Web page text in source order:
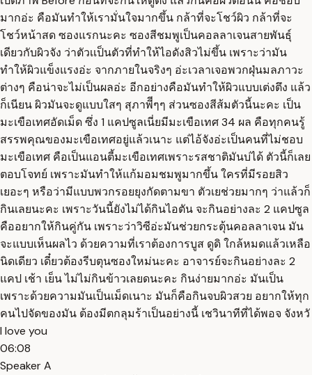
มากอ่ะ คือมันทำให้เรามั่นใจมากขึ้น กล้าที่จะโชว์ผิว กล้าที่จะ
โชว์หน้าสด ซองแรกนะคะ ซองสีชมพูเป็นคอลลาเจนสายพันธุ์
เดียวกับผิวจัง ว่าตัวเเป็นตัวที่ทำให้ไอดังสิวไม่ขึ้น เพราะว่ามัน
ทำให้ผิวแข็งแรงอ่ะ จากภายในจริงๆ อ่ะเวลาเจอพวกฝุ่นมลภาวะ
ต่างๆ คือน่าจะไม่เป็นผลอ่ะ อีกอย่างคือมันทำให้ผิวแบบเต่งตึง แล้ว
ก็เนียน ผิวมันจะดูแบบใสๆ สุภาพีีๆๆ ส่วนซองสีส้มตัวนี้นะคะ เป็น
มะเขือเทศอัดเม็ด ซึ่ง 1 แคปซูลเนี่ยมีมะเขือเทศ 34 ผล คือทุกคนรู้
สรรพคุณของมะเขือเทศอยู่แล้วเนาะ แต่ไอ้จังอ่ะเป็นคนที่ไม่ชอบ
มะเขือเทศ คือเป็นแอนตี้มะเขือเทศเพราะรสชาติมันบ่ได้ ตัวนี้ก็เลย
ตอบโจทย์ เพราะมันทำให้แก้มอมชมพูมากขึ้น ใครที่มีรอยสิว
เยอะๆ หรือว่ามีแบบพวกรอยยุงกัดตามขา ตัวเยช่วยมากๆ ว่าแล้วก็
กินเลยนะคะ เพราะวันนี้ยังไม่ได้กินไอตัน จะกินอย่างละ 2 แคปซูล
คืออยากให้กินคู่กัน เพราะว่าวิซีอ่ะมันช่วยกระตุ้นคอลลาเจน มัน
จะแบบเห็นผลไว ด้วยความที่เราต้องการบูส ดูดิ ใกล้หมดแล้วเหลือ
นิดเดียว เดี๋ยวต้องรีบตุนซองใหม่นะคะ อาจารย์จะกินอย่างละ 2
แคป เช้า เย็น ไม่ไม่กินข้าวเลยดนะคะ กินง่ายมากอ่ะ มันเป็น
เพราะด้วยความมันเป็นเม็ดเนาะ มันก็คือกินจบผิวสวย อยากให้ทุก
คนไปจัดของมัน ต้องมีตกลุมร้าเป็นอย่างนี้ เชวินาทีที่ได้พอจ จังหวั
I love you
06:08
Speaker A